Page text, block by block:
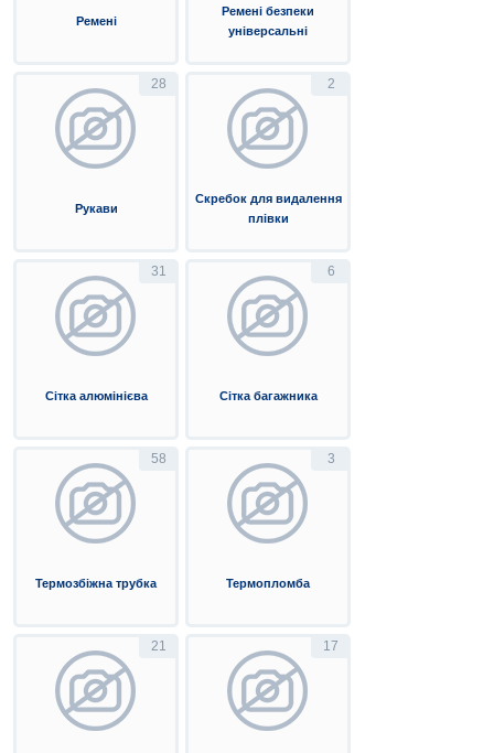
Ремені
Ремені безпеки
універсальні
28
Рукави
2
Скребок для видалення
плівки
31
Сітка алюмінієва
6
Сітка багажника
58
Термозбіжна трубка
3
Термопломба
21 17